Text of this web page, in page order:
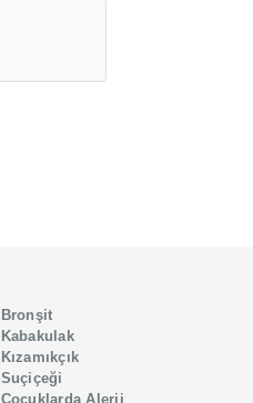
Bronşit
Kabakulak
Kızamıkçık
Suçiçeği
Çocuklarda Alerji